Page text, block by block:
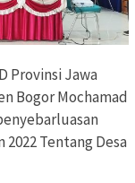
Provinsi Jawa
Bogor Mochamad
Tentang Desa